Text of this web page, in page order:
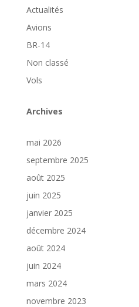
Actualités
Avions
BR-14
Non classé
Vols
Archives
mai 2026
septembre 2025
août 2025
juin 2025
janvier 2025
décembre 2024
août 2024
juin 2024
mars 2024
novembre 2023